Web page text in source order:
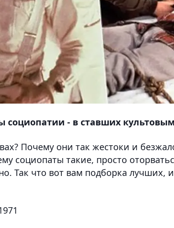
- в ставших
Почему они так жестоки и
социопаты такие, просто
Так что вот вам подборка лучших,